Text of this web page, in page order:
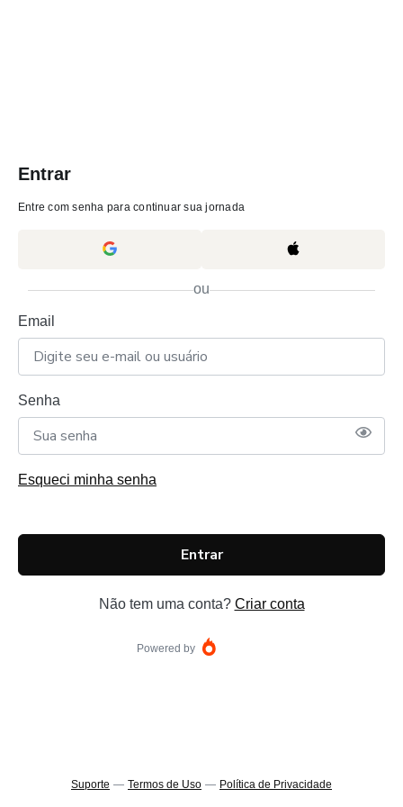
Entrar
Entre com senha para continuar sua jornada
ou
Email
Senha
Esqueci minha senha
Entrar
Não tem uma conta? Criar conta
Powered by
Suporte — Termos de Uso — Política de Privacidade